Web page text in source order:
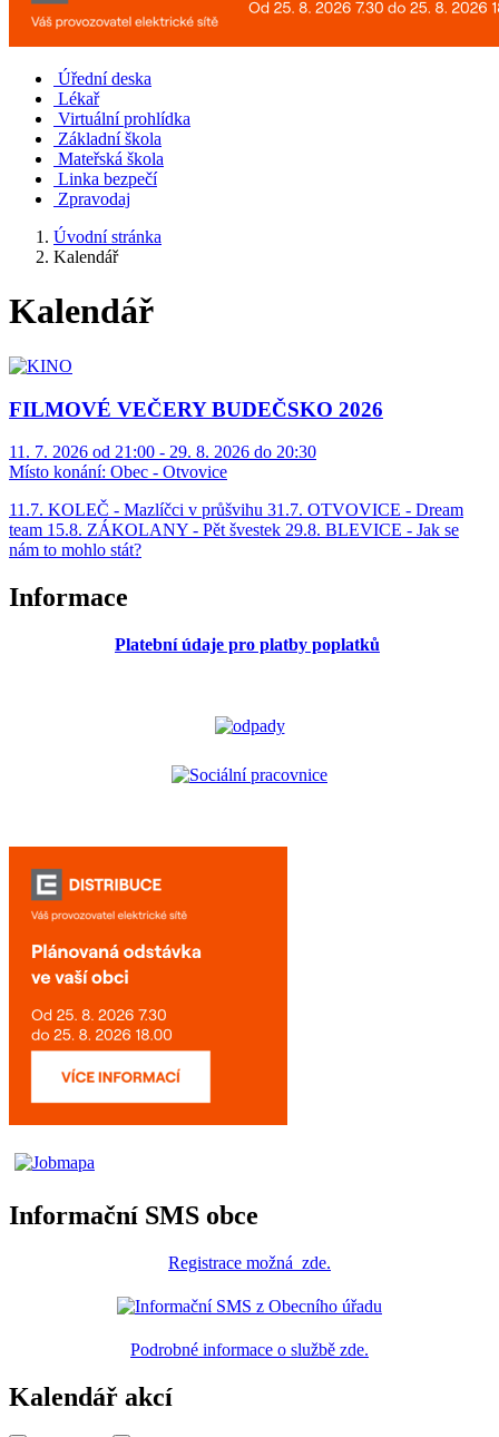
Úřední deska
Lékař
Virtuální prohlídka
Základní škola
Mateřská škola
Linka bezpečí
Zpravodaj
Úvodní stránka
Kalendář
Kalendář
FILMOVÉ VEČERY BUDEČSKO 2026
11. 7. 2026 od 21:00 - 29. 8. 2026 do 20:30
Místo konání: Obec - Otvovice
11.7. KOLEČ - Mazlíčci v průšvihu 31.7. OTVOVICE - Dream
team 15.8. ZÁKOLANY - Pět švestek 29.8. BLEVICE - Jak se
nám to mohlo stát?
Informace
Platební údaje pro platby poplatků
Informační SMS obce
Registrace možná zde.
Podrobné informace o službě zde.
Kalendář akcí